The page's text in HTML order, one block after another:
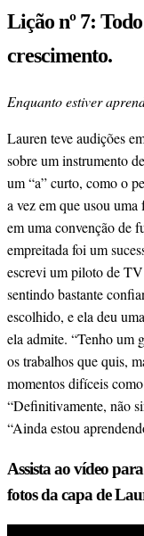
Lição nº 7:
crescimento.
Enquanto estiver
Lauren teve audições
sobre um instrumento
um “a” curto, como o
a vez em que usou
em uma convenção de
empreitada foi um
escrevi um piloto de TV
sentindo bastante
escolhido, e ela deu
ela admite. “Tenho um
os trabalhos que quis,
momentos difíceis
“Definitivamente, não
“Ainda estou
Assista ao vídeo
fotos da capa de